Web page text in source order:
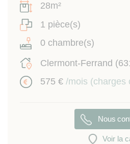
28m²
1 pièce(s)
0 chambre(s)
Clermont-Ferrand
575 € /mois (charges
Nous
Voir la